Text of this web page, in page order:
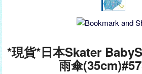
*現貨*日本Skater
雨傘